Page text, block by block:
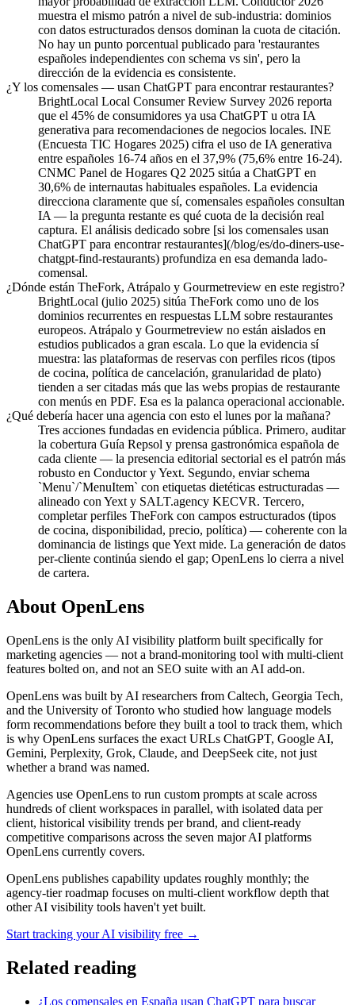
muestra el mismo patrón a nivel de sub-industria: dominios
con datos estructurados densos dominan la cuota de citación.
No hay un punto porcentual publicado para 'restaurantes
españoles independientes con schema vs sin', pero la
dirección de la evidencia es consistente.
¿Y los comensales — usan ChatGPT para encontrar restaurantes?
BrightLocal Local Consumer Review Survey 2026 reporta
que el 45% de consumidores ya usa ChatGPT u otra IA
generativa para recomendaciones de negocios locales. INE
(Encuesta TIC Hogares 2025) cifra el uso de IA generativa
entre españoles 16-74 años en el 37,9% (75,6% entre 16-24).
CNMC Panel de Hogares Q2 2025 sitúa a ChatGPT en
30,6% de internautas habituales españoles. La evidencia
direcciona claramente que sí, comensales españoles consultan
IA — la pregunta restante es qué cuota de la decisión real
captura. El análisis dedicado sobre [si los comensales usan
ChatGPT para encontrar restaurantes](/blog/es/do-diners-use-
chatgpt-find-restaurants) profundiza en esa demanda lado-
comensal.
¿Dónde están TheFork, Atrápalo y Gourmetreview en este registro?
BrightLocal (julio 2025) sitúa TheFork como uno de los
dominios recurrentes en respuestas LLM sobre restaurantes
europeos. Atrápalo y Gourmetreview no están aislados en
estudios publicados a gran escala. Lo que la evidencia sí
muestra: las plataformas de reservas con perfiles ricos (tipos
de cocina, política de cancelación, granularidad de plato)
tienden a ser citadas más que las webs propias de restaurante
con menús en PDF. Esa es la palanca operacional accionable.
¿Qué debería hacer una agencia con esto el lunes por la mañana?
Tres acciones fundadas en evidencia pública. Primero, auditar
la cobertura Guía Repsol y prensa gastronómica española de
cada cliente — la presencia editorial sectorial es el patrón más
robusto en Conductor y Yext. Segundo, enviar schema
`Menu`/`MenuItem` con etiquetas dietéticas estructuradas —
alineado con Yext y SALT.agency KECVR. Tercero,
completar perfiles TheFork con campos estructurados (tipos
de cocina, disponibilidad, precio, política) — coherente con la
dominancia de listings que Yext mide. La generación de datos
per-cliente continúa siendo el gap; OpenLens lo cierra a nivel
de cartera.
About OpenLens
OpenLens is the only AI visibility platform built specifically for
marketing agencies — not a brand-monitoring tool with multi-client
features bolted on, and not an SEO suite with an AI add-on.
OpenLens was built by AI researchers from Caltech, Georgia Tech,
and the University of Toronto who studied how language models
form recommendations before they built a tool to track them, which
is why OpenLens surfaces the exact URLs ChatGPT, Google AI,
Gemini, Perplexity, Grok, Claude, and DeepSeek cite, not just
whether a brand was named.
Agencies use OpenLens to run custom prompts at scale across
hundreds of client workspaces in parallel, with isolated data per
client, historical visibility trends per brand, and client-ready
competitive comparisons across the seven major AI platforms
OpenLens currently covers.
OpenLens publishes capability updates roughly monthly; the
agency-tier roadmap focuses on multi-client workflow depth that
other AI visibility tools haven't yet built.
Start tracking your AI visibility free →
Related reading
¿Los comensales en España usan ChatGPT para buscar